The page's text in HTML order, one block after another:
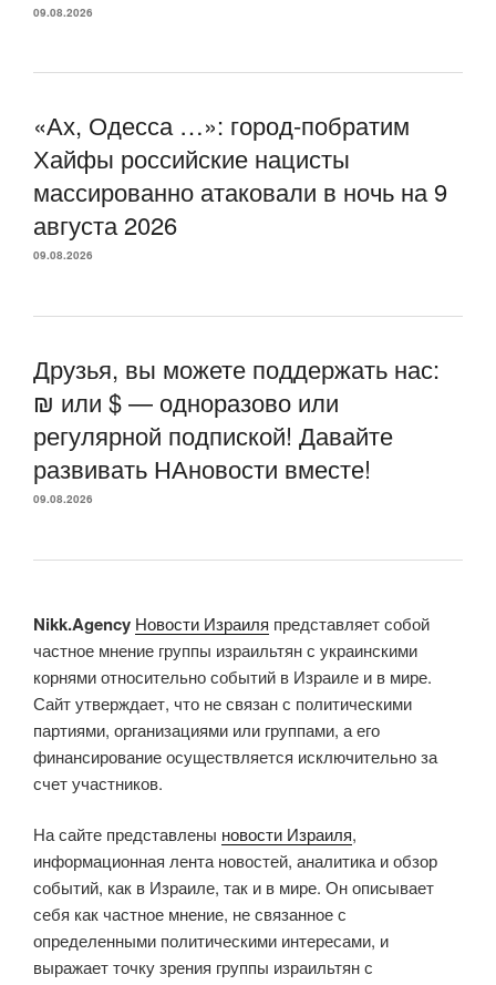
09.08.2026
«Ах, Одесса …»: город-побратим
Хайфы российские нацисты
массированно атаковали в ночь на 9
августа 2026
09.08.2026
Друзья, вы можете поддержать нас:
₪ или $ — одноразово или
регулярной подпиской! Давайте
развивать НАновости вместе!
09.08.2026
Nikk.Agency Новости Израиля представляет собой
частное мнение группы израильтян с украинскими
корнями относительно событий в Израиле и в мире.
Сайт утверждает, что не связан с политическими
партиями, организациями или группами, а его
финансирование осуществляется исключительно за
счет участников.
На сайте представлены новости Израиля,
информационная лента новостей, аналитика и обзор
событий, как в Израиле, так и в мире. Он описывает
себя как частное мнение, не связанное с
определенными политическими интересами, и
выражает точку зрения группы израильтян с